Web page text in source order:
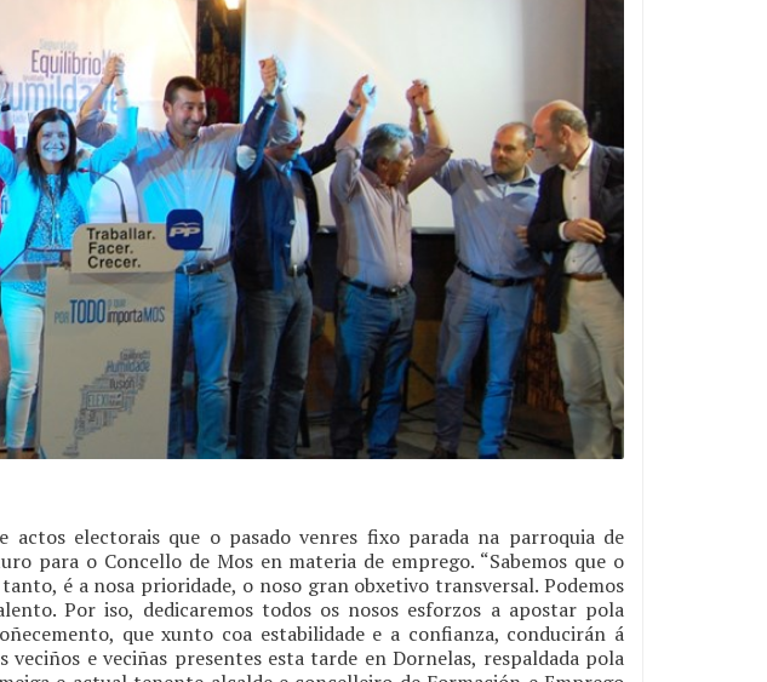
electorais que o pasado venres fixo parada na parroquia de
para o Concello de Mos en materia de emprego. “Sabemos que o
é a nosa prioridade, o noso gran obxetivo transversal. Podemos
Por iso, dedicaremos todos os nosos esforzos a apostar pola
que xunto coa estabilidade e a confianza, conducirán á
e veciñas presentes esta tarde en Dornelas, respaldada pola